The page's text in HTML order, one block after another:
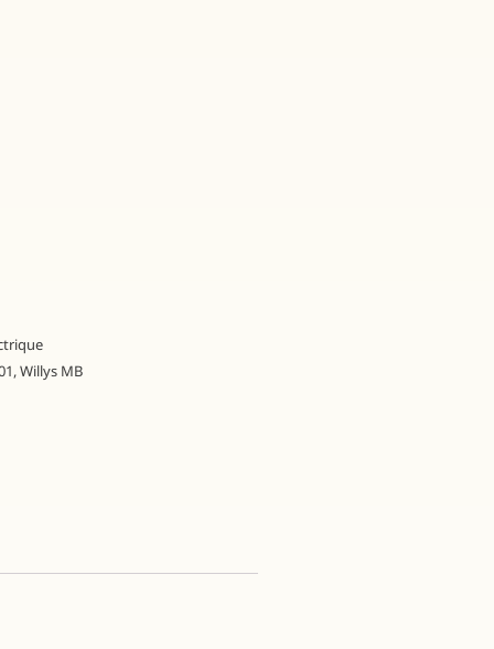
,Willys MB